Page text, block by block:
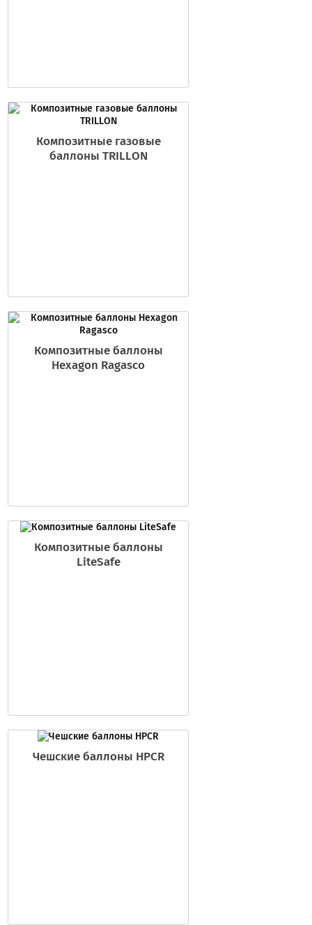
Композитные газовые
баллоны TRILLON
Композитные баллоны
Hexagon Ragasco
Композитные баллоны
LiteSafe
Чешские баллоны HPCR